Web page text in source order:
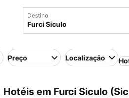
Destino
Preço Localização
Hotéis em Furci Siculo